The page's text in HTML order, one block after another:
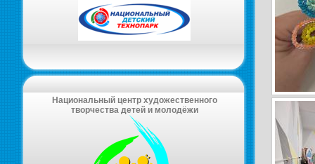
Национальный центр художественного
творчества детей и молодёжи